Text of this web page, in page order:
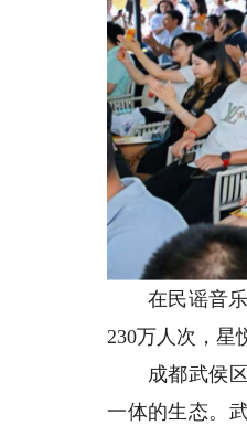
在民谣音乐
230万人次，星
成都武侯区
一体的生态。